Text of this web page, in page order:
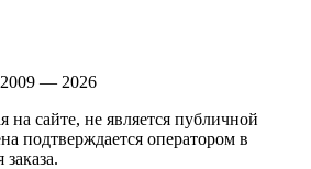
— 2026
на сайте, не является публичной
подтверждается оператором в